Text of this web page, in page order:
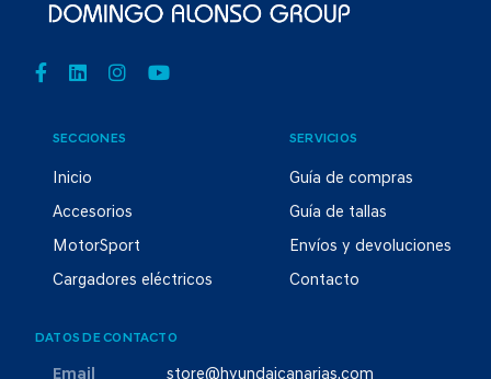
SECCIONES
Inicio
Accesorios
MotorSport
Cargadores eléctricos
SERVICIOS
Guía de compras
Guía de tallas
Envíos y devoluciones
Contacto
DATOS DE CONTACTO
Email store@hyundaicanarias.com